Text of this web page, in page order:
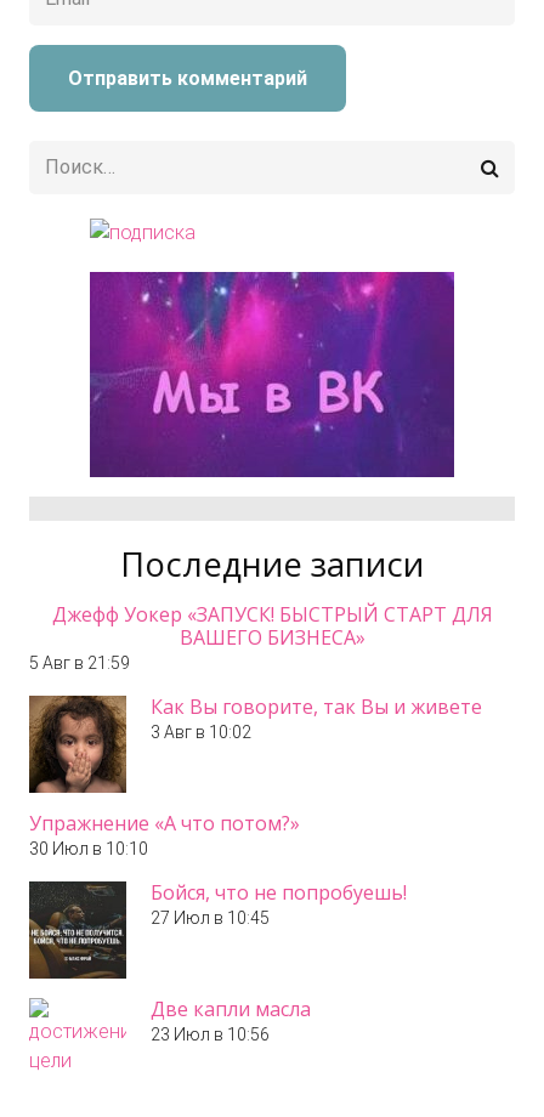
Отправить комментарий
Последние записи
Джефф Уокер «ЗАПУСК! БЫСТРЫЙ СТАРТ ДЛЯ
ВАШЕГО БИЗНЕСА»
5 Авг в 21:59
Как Вы говорите, так Вы и живете
3 Авг в 10:02
Упражнение «А что потом?»
30 Июл в 10:10
Бойся, что не попробуешь!
27 Июл в 10:45
Две капли масла
23 Июл в 10:56